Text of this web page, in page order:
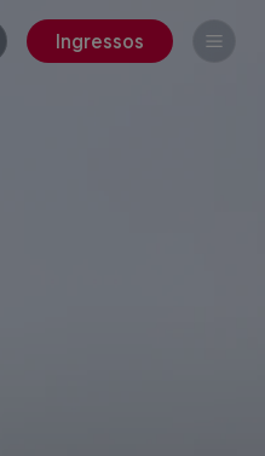
Ingressos